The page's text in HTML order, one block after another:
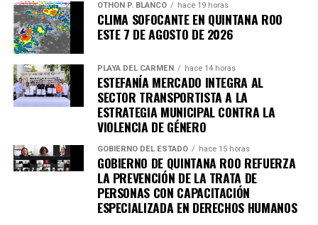
8. Expresidente surcoreano Yoon
Suk Yeol es condenado a cinco años
Un tribunal de Corea del Sur sentenció al exmandatario a
cinco años de prisiónpor obstrucción de justicia
relacionada con la declaración de ley marcial en 2024. La
9. Canadá y China firman acuerdo
comercial clave
OTHON P. BLANCO hace 19 horas
CLIMA SOFOCANTE EN QUINTANA ROO
ESTE 7 DE AGOSTO DE 2026
PLAYA DEL CARMEN hace 14 horas
ESTEFANÍA MERCADO INTEGRA AL
SECTOR TRANSPORTISTA A LA
ESTRATEGIA MUNICIPAL CONTRA LA
VIOLENCIA DE GÉNERO
GOBIERNO DEL ESTADO hace 15 horas
GOBIERNO DE QUINTANA ROO REFUERZA
LA PREVENCIÓN DE LA TRATA DE
PERSONAS CON CAPACITACIÓN
ESPECIALIZADA EN DERECHOS HUMANOS